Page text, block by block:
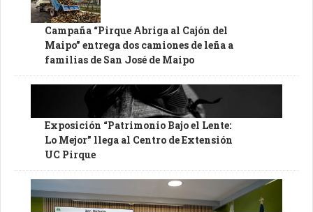
Campaña “Pirque Abriga al Cajón del
Maipo” entrega dos camiones de leña a
familias de San José de Maipo
Exposición “Patrimonio Bajo el Lente:
Lo Mejor” llega al Centro de Extensión
UC Pirque